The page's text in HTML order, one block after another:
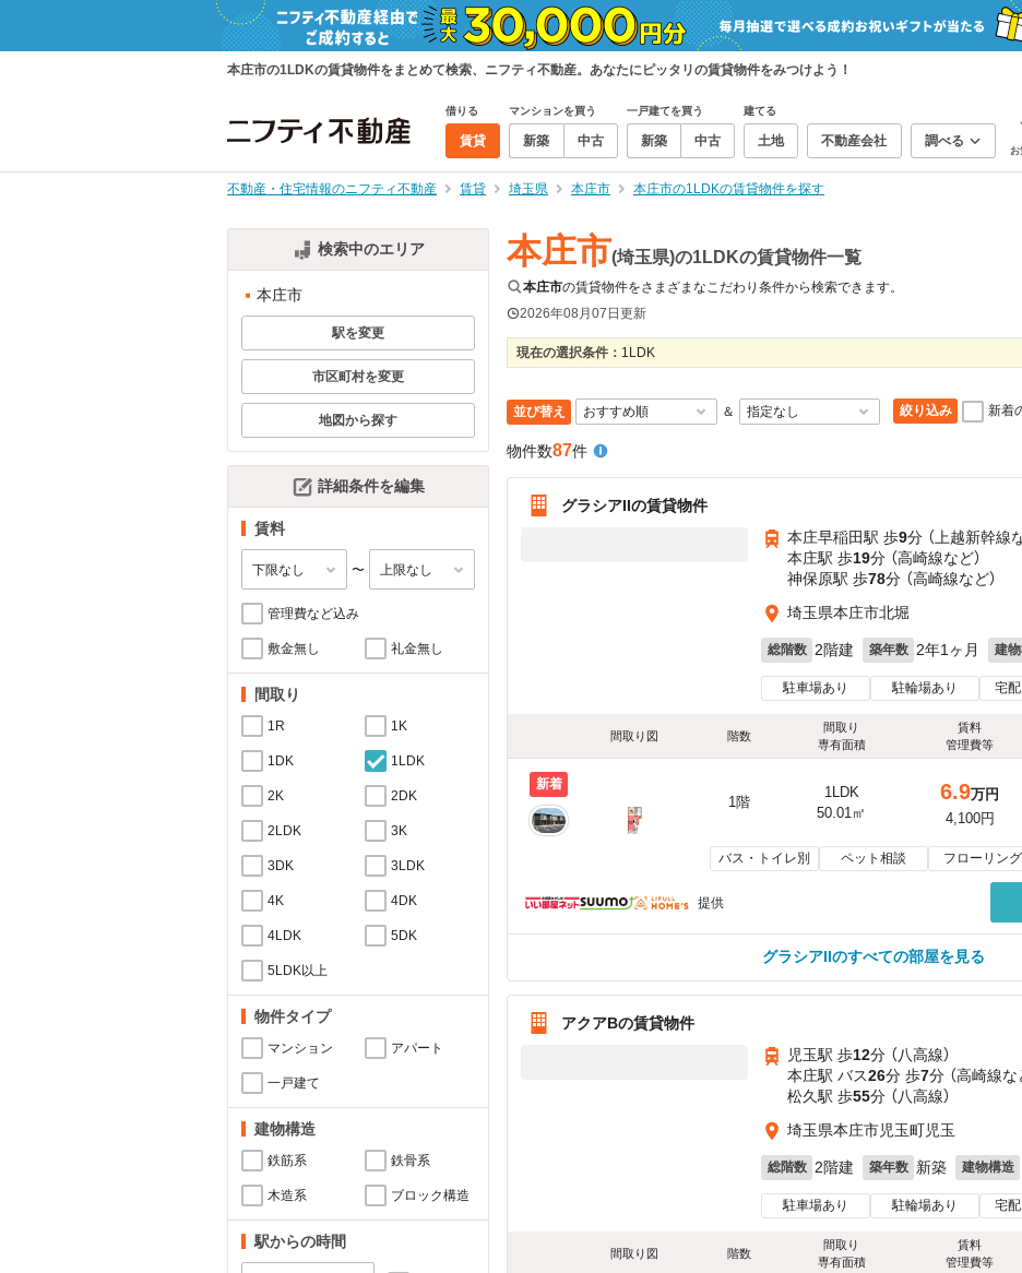
本庄市の1LDKの賃貸物件をまとめて検索、ニフティ不動産。あなたにピッタリの賃貸物件をみつけよう！
借りる
賃貸
マンションを買う
新築 中古
一戸建てを買う
新築 中古
建てる
土地 不動産会社 調べる
お
不動産・住宅情報のニフティ不動産 賃貸 埼玉県 本庄市 本庄市の1LDKの賃貸物件を探す
検索中のエリア
本庄市
駅を変更
市区町村を変更
地図から探す
詳細条件を編集
賃料
〜
管理費など込み
敷金無し 礼金無し
間取り
1R 1K
1DK 1LDK
2K 2DK
2LDK 3K
3DK 3LDK
4K 4DK
4LDK 5DK
5LDK以上
物件タイプ
マンション アパート
一戸建て
建物構造
鉄筋系 鉄骨系
木造系 ブロック構造
駅からの時間
本庄市(埼玉県)の1LDKの賃貸物件一覧
本庄市の賃貸物件をさまざまなこだわり条件から検索できます。
2026年08月07日更新
現在の選択条件： 1LDK
並び替え ＆ 絞り込み 新着
物件数87件
グラシアIIの賃貸物件
本庄早稲田駅 歩9分 （上越新幹線
本庄駅 歩19分 （高崎線など）
神保原駅 歩78分 （高崎線など）
埼玉県本庄市北堀
総階数 2階建 築年数 2年1ヶ月 建
駐車場あり 駐輪場あり 宅
間取り図 階数
間取り
専有面積
賃料
管理費等
新着
1階
1LDK
50.01㎡
6.9万円
4,100円
バス・トイレ別 ペット相談 フローリング
提供
グラシアIIのすべての部屋を見る
アクアBの賃貸物件
児玉駅 歩12分 （八高線）
本庄駅 バス26分 歩7分 （高崎線な
松久駅 歩55分 （八高線）
埼玉県本庄市児玉町児玉
総階数 2階建 築年数 新築 建物構造
駐車場あり 駐輪場あり 宅
間取り図 階数
間取り
専有面積
賃料
管理費等